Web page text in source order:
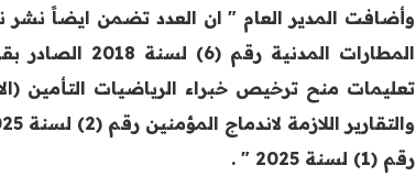
رقم (1) لسنة 2025 " .